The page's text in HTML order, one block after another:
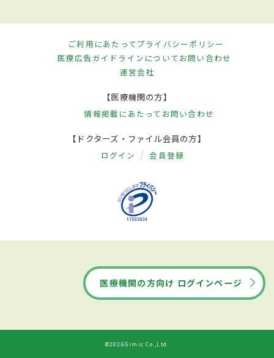
ご利用にあたってプライバシーポリシー
医療広告ガイドラインについてお問い合わせ
運営会社
【医療機関の方】
情報掲載にあたって お問い合わせ
【ドクターズ・ファイル会員の方】
ログイン 会員登録
医療機関の方向け ログインページ
©2026Gimic Co.,Ltd.